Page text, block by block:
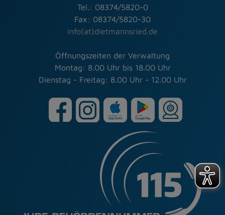
Tel.: 08374/5820-0
Fax: 08374/5820-30
info(at)dietmannsried.de
Öffnungszeiten der Verwaltung
Montag: 8.00 Uhr bis 18.00 Uhr
Dienstag - Freitag: 8.00 Uhr - 12.00 Uhr